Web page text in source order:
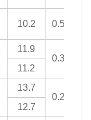
10.2 0.524
11.9
0.387
11.2
13.7
0.268
12.7